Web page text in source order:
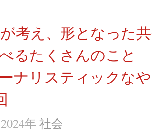
考え、形となった
るたくさんのこと
ーナリスティックな
年 社会